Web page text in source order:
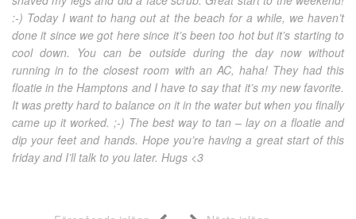
:-) Today I want to hang out at the beach for a while, we haven’t
done it since we got here since it’s been too hot but it’s starting to
cool down. You can be outside during the day now without
running in to the closest room with an AC, haha! They had this
floatie in the Hamptons and I have to say that it’s my new favorite.
It was pretty hard to balance on it in the water but when you finally
came up it worked. ;-) The best way to tan – lay on a floatie and
dip your feet and hands. Hope you’re having a great start of this
friday and I’ll talk to you later. Hugs <3